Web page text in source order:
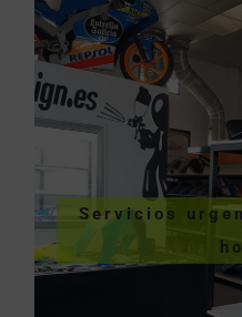
Servicios
VER